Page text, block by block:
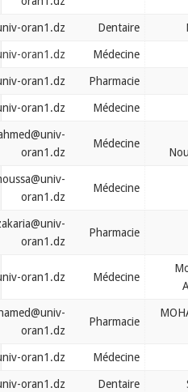
benhenni.moufida@univ-oran1.dz
benkhelifa.tewfik@univ-oran1.dz
benlaldj.driss@univ-oran1.dz
benlebna.freha@univ-oran1.dz
benmaarouf.ahmed@univ-
oran1.dz
benmamar.moussa@univ-
benmansour.zakaria@univ-
bennani.mohamed@univ-oran1.dz
bennaoum.mohamed@univ-
benrahal.faouzia@univ-oran1.dz
bensadok.saadia@univ-oran1.dz